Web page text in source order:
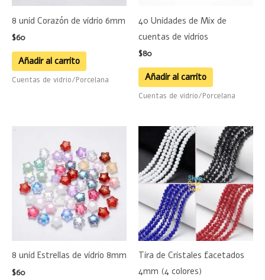
8 unid Corazón de vidrio 6mm
$60
Añadir al carrito
Cuentas de vidrio/Porcelana
40 Unidades de Mix de
cuentas de vidrios
$80
Añadir al carrito
Cuentas de vidrio/Porcelana
8 unid Estrellas de vidrio 8mm
$60
Tira de Cristales facetados
4mm (4 colores)
Este
producto
tiene
Las
opciones
pueden